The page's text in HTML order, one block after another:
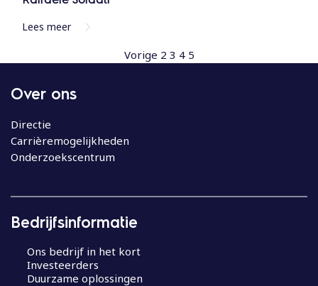
Lees meer
Vorige 2 3 4 5
Over ons
Directie
Carrièremogelijkheden
Onderzoekscentrum
Bedrijfsinformatie
Ons bedrijf in het kort
Investeerders
Duurzame oplossingen